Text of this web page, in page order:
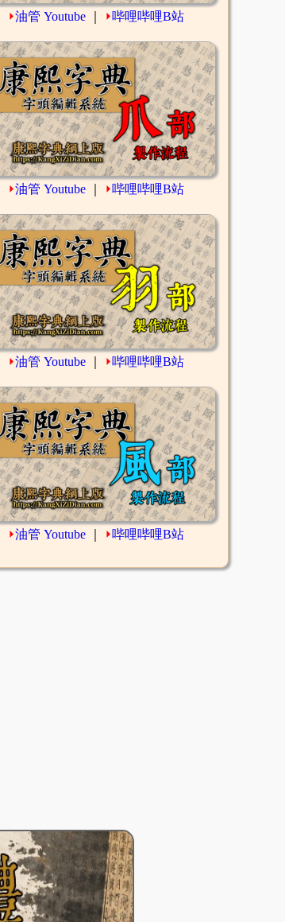
⏵油管 Youtube ⏵哔哩哔哩B站
⏵油管 Youtube ⏵哔哩哔哩B站
⏵油管 Youtube ⏵哔哩哔哩B站
⏵油管 Youtube ⏵哔哩哔哩B站